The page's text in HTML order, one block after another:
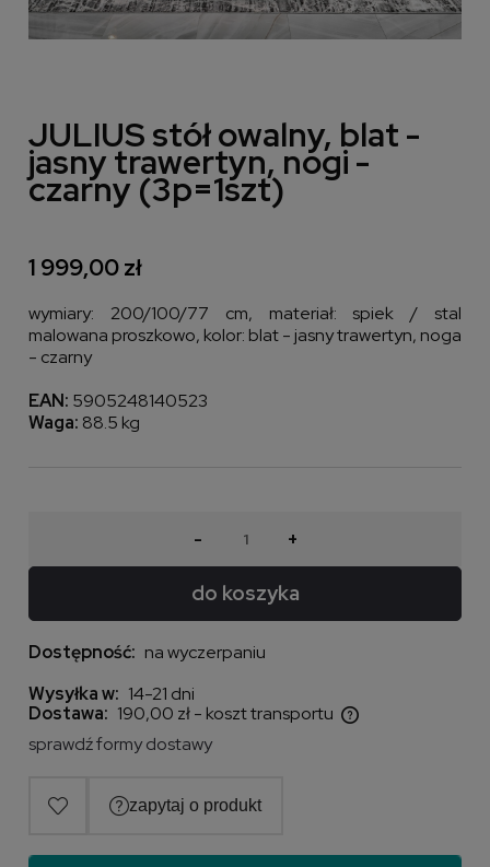
JULIUS stół owalny, blat -
jasny trawertyn, nogi -
czarny (3p=1szt)
1 999,00 zł
wymiary: 200/100/77 cm, materiał: spiek / stal
malowana proszkowo, kolor: blat - jasny trawertyn, noga
- czarny
EAN: 5905248140523
Waga: 88.5 kg
- +
do koszyka
Dostępność: na wyczerpaniu
Wysyłka w: 14-21 dni
Dostawa: 190,00 zł- koszt transportu
Cena nie zawiera ewentualnych kosztów płatności
sprawdź formy dostawy